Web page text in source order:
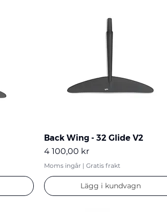
Back Wing - 32 Glide V2
Pris
4 100,00 kr
Moms ingår | Gratis frakt
Lägg i kundvagn